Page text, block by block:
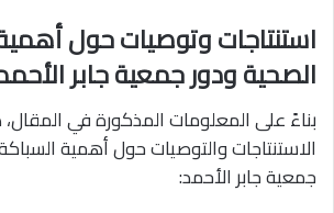
استنتاجات وتوصيات حول
الصحية ودور جمعية جابر
بناءً على المعلومات المذكورة في
الاستنتاجات والتوصيات حول أهمية
جمعية جابر الأحمد: